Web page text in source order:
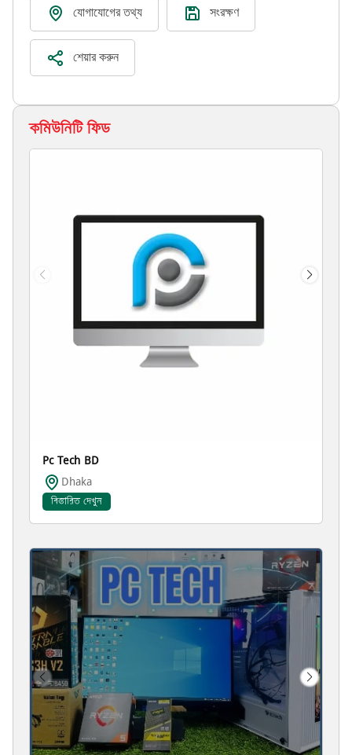
যোগাযোগের তথ্য সংরক্ষণ
শেয়ার করুন
কমিউনিটি ফিড
Pc Tech BD
Dhaka
বিস্তারিত দেখুন